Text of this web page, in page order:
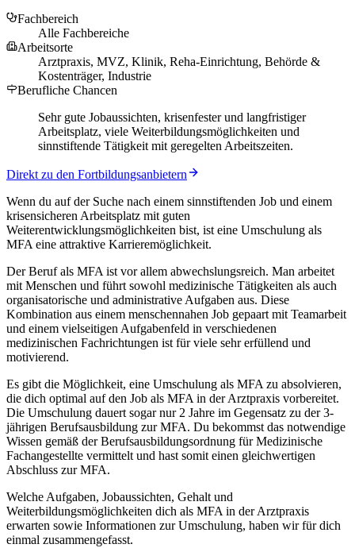
Fachbereich
Alle Fachbereiche
Arbeitsorte
Arztpraxis, MVZ, Klinik, Reha-Einrichtung, Behörde &
Kostenträger, Industrie
Berufliche Chancen
Sehr gute Jobaussichten, krisenfester und langfristiger
Arbeitsplatz, viele Weiterbildungsmöglichkeiten und
sinnstiftende Tätigkeit mit geregelten Arbeitszeiten.
Direkt zu den Fortbildungsanbietern
Wenn du auf der Suche nach einem sinnstiftenden Job und einem
krisensicheren Arbeitsplatz mit guten
Weiterentwicklungsmöglichkeiten bist, ist eine Umschulung als
MFA eine attraktive Karrieremöglichkeit.
Der Beruf als MFA ist vor allem abwechslungsreich. Man arbeitet
mit Menschen und führt sowohl medizinische Tätigkeiten als auch
organisatorische und administrative Aufgaben aus. Diese
Kombination aus einem menschennahen Job gepaart mit Teamarbeit
und einem vielseitigen Aufgabenfeld in verschiedenen
medizinischen Fachrichtungen ist für viele sehr erfüllend und
motivierend.
Es gibt die Möglichkeit, eine Umschulung als MFA zu absolvieren,
die dich optimal auf den Job als MFA in der Arztpraxis vorbereitet.
Die Umschulung dauert sogar nur 2 Jahre im Gegensatz zu der 3-
jährigen Berufsausbildung zur MFA. Du bekommst das notwendige
Wissen gemäß der Berufsausbildungsordnung für Medizinische
Fachangestellte vermittelt und hast somit einen gleichwertigen
Abschluss zur MFA.
Welche Aufgaben, Jobaussichten, Gehalt und
Weiterbildungsmöglichkeiten dich als MFA in der Arztpraxis
erwarten sowie Informationen zur Umschulung, haben wir für dich
einmal zusammengefasst.